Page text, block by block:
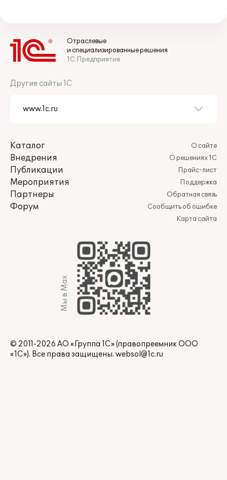
Отраслевые
и специализированные решения
1С:Предприятие
Другие сайты 1С
Каталог
Внедрения
Публикации
Мероприятия
Партнеры
Форум
О сайте
О решениях 1С
Прайс-лист
Поддержка
Обратная связь
Сообщить об ошибке
Карта сайта
Мы в Max
© 2011-2026 АО «Группа 1С» (правопреемник ООО
«1С»). Все права защищены. websol@1c.ru